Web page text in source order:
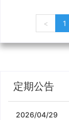
< 1
定期公告
2026/04/29